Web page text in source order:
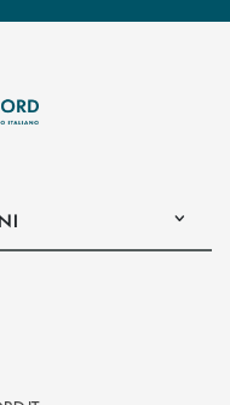
di posta elettronica)